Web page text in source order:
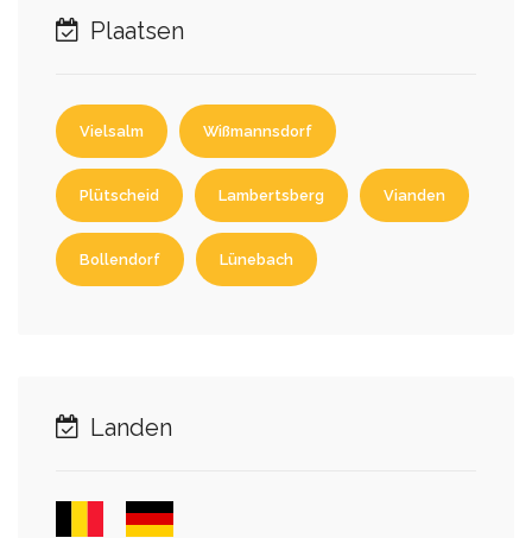
Plaatsen
Vielsalm Wißmannsdorf
Plütscheid Lambertsberg Vianden
Bollendorf Lünebach
Landen